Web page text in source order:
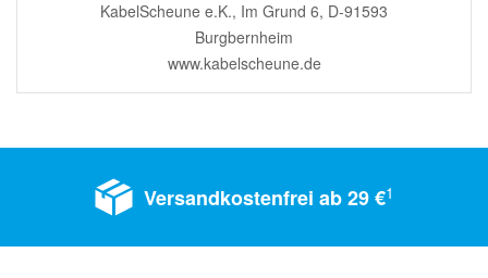
KabelScheune e.K., Im Grund 6, D-91593
Burgbernheim
www.kabelscheune.de
Versandkostenfrei ab 29 €1